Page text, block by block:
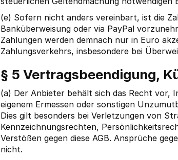
(e) Sofern nicht anders vereinbart, ist die
Banküberweisung oder via PayPal
Zahlungen werden demnach nur in Euro
Zahlungsverkehrs, insbesondere bei
§ 5 Vertragsbeendigung,
(a) Der Anbieter behält sich das Recht vor,
eigenem Ermessen oder sonstigen
Dies gilt besonders bei Verletzungen von
Kennzeichnungsrechten,
Verstößen gegen diese AGB. Ansprüche
nicht.